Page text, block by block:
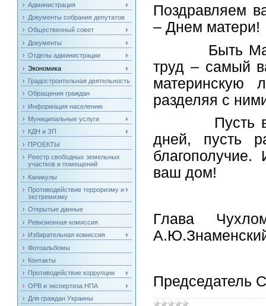
Администрация
Документы собрания депутатов
Общественный совет
Документы
Отделы администрации
Экономика
Градостроительная деятельность
Обращения граждан
Информация населению
Муниципальные услуги
КДН и ЗП
ПРОЕКТЫ
Реестр свободных земельных
участков и помещений
Каникулы
Противодействие терроризму и
экстремизму
Открытые данные
Ревизионная комиссия
Избирательная комиссия
Фотоальбомы
Контакты
Противодействие коррупции
ОРВ и экспертиза НПА
Для граждан Украины
Поздравляем
– Днем матери!
Быть
труд – самый
материнскую
разделяя с
Пусть в
дней, пусть
ваш дом!
Глава
Председатель